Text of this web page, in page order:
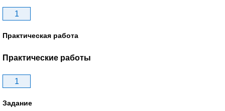
1
Практическая работа
Практические работы
1
Задание